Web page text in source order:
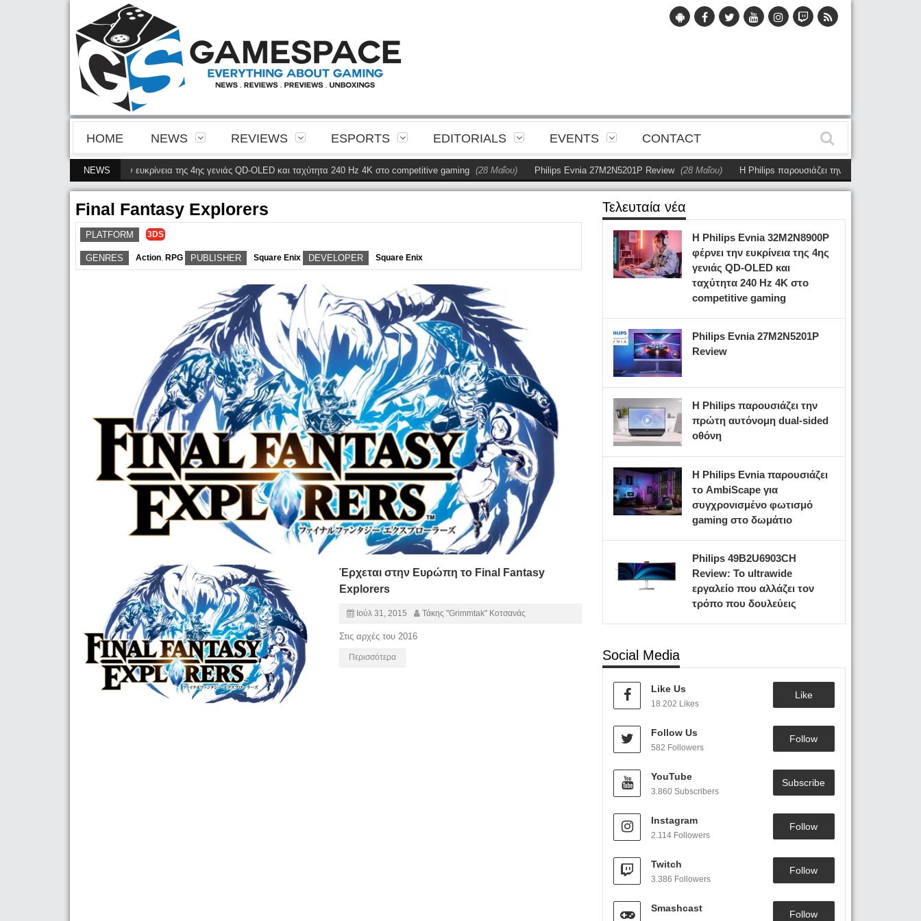
HOME NEWS REVIEWS ESPORTS EDITORIALS EVENTS CONTACT
NEWS
32M2N8900P φέρνει την ευκρίνεια της 4ης γενιάς QD-OLED και ταχύτητα 240 Hz 4K στο competitive gaming (28 Μαΐου) Philips Evnia 27M2N5201P Review (28 Μαΐου) Η Philips παρουσιάζει την πρώτη αυτόνομη dual-
Final Fantasy Explorers
PLATFORM 3DS
GENRES Action, RPG PUBLISHER Square Enix DEVELOPER Square Enix
Έρχεται στην Ευρώπη το Final Fantasy
Explorers
Ιούλ 31, 2015 Τάκης "Grimmtak" Κοτσανάς
Στις αρχές του 2016
Περισσότερα
Τελευταία νέα
Η Philips Evnia 32M2N8900P
φέρνει την ευκρίνεια της 4ης
γενιάς QD-OLED και
ταχύτητα 240 Hz 4K στο
competitive gaming
Philips Evnia 27M2N5201P
Review
Η Philips παρουσιάζει την
πρώτη αυτόνομη dual-sided
οθόνη
Η Philips Evnia παρουσιάζει
το AmbiScape για
συγχρονισμένο φωτισμό
gaming στο δωμάτιο
Philips 49B2U6903CH
Review: Το ultrawide
εργαλείο που αλλάζει τον
τρόπο που δουλεύεις
Social Media
Like Us
18.202 Likes
Like
Follow Us
582 Followers
Follow
YouTube
3.860 Subscribers
Subscribe
Instagram
2.114 Followers
Follow
Twitch
3.386 Followers
Follow
Smashcast
Follow